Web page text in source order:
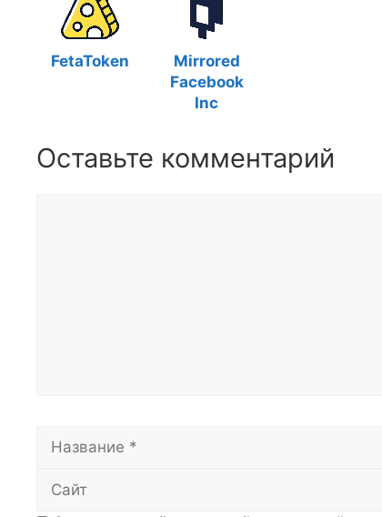
FetaToken
Mirrored
Facebook
Inc
Оставьте комментарий